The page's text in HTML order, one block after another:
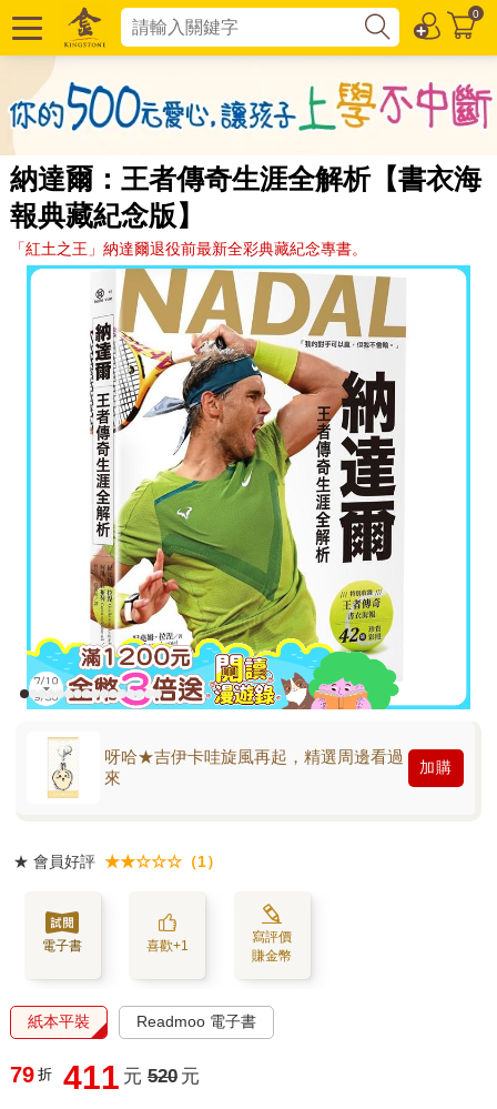
0
納達爾：王者傳奇生涯全解析【書衣海
報典藏紀念版】
「紅土之王」納達爾退役前最新全彩典藏紀念專書。
呀哈★吉伊卡哇旋風再起，精選周邊看過
來
加購
★ 會員好評 ★★☆☆☆（1）
電子書 喜歡+1
寫評價
賺金幣
紙本平裝 Readmoo 電子書
79 折 411 元 520 元